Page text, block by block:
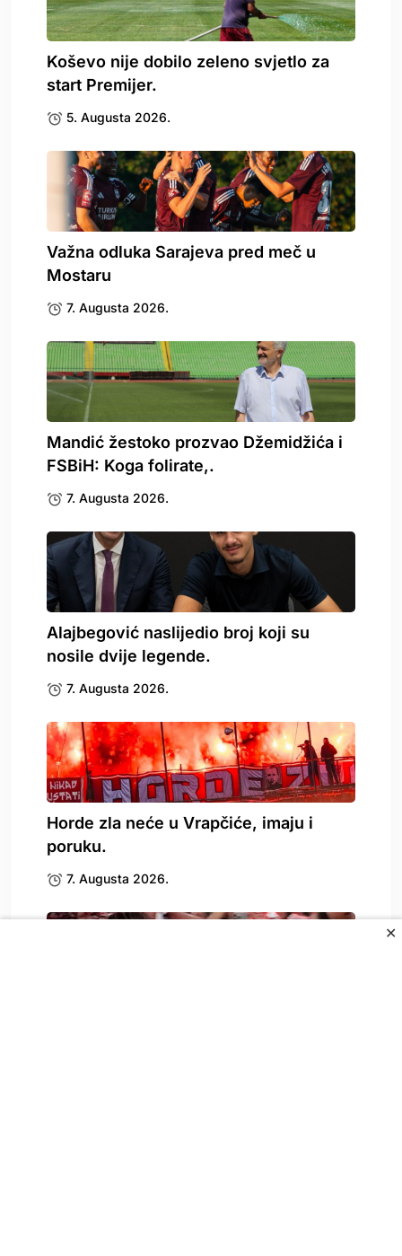
✕
Koševo nije dobilo zeleno svjetlo za
start Premijer.
5. Augusta 2026.
Važna odluka Sarajeva pred meč u
Mostaru
7. Augusta 2026.
Mandić žestoko prozvao Džemidžića i
FSBiH: Koga folirate,.
7. Augusta 2026.
Alajbegović naslijedio broj koji su
nosile dvije legende.
7. Augusta 2026.
Horde zla neće u Vrapčiće, imaju i
poruku.
7. Augusta 2026.